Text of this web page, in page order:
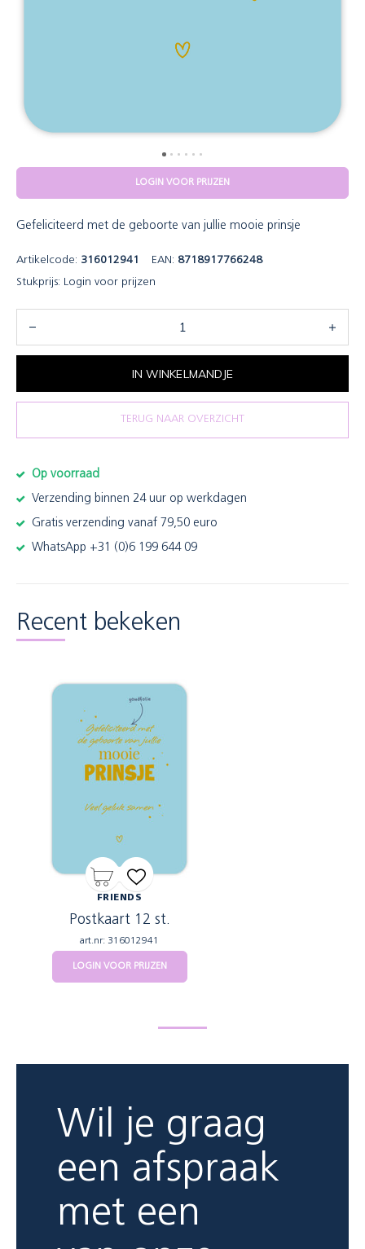
LOGIN VOOR PRIJZEN
Gefeliciteerd met de geboorte van jullie mooie prinsje
Artikelcode: 316012941 EAN: 8718917766248
Stukprijs: Login voor prijzen
IN WINKELMANDJE
TERUG NAAR OVERZICHT
Op voorraad
Verzending binnen 24 uur op werkdagen
Gratis verzending vanaf 79,50 euro
WhatsApp +31 (0)6 199 644 09
Recent bekeken
FRIENDS
Postkaart 12 st.
art.nr: 316012941
LOGIN VOOR PRIJZEN
Wil je graag
een afspraak
met een